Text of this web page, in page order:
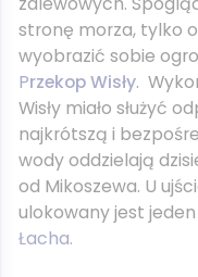
stronę morza, tylko
wyobrazić sobie
Przekop Wisły.
Wisły miało służyć
najkrótszą i
wody oddzielają
od Mikoszewa. U
ulokowany jest
Łacha.